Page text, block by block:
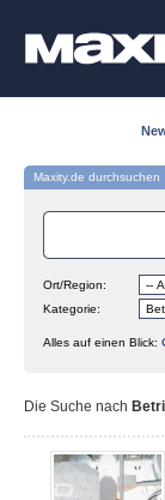
Maxity.de durchsuchen
Ort/Region:
Kategorie:
Alles auf einen Blick:
Die Suche nach